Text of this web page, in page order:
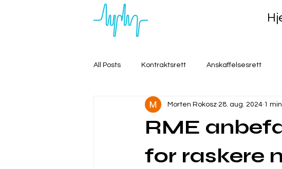
All Posts Kontraktsrett Anskaffelsesrett
RME
for raskere
Morten Rokosz 28. aug. 2024 1